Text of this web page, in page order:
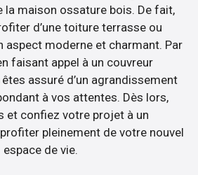
la maison ossature bois. De fait,
d’une toiture terrasse ou
aspect moderne et charmant. Par
faisant appel à un couvreur
assuré d’un agrandissement
à vos attentes. Dès lors,
et confiez votre projet à un
pleinement de votre nouvel
espace de vie.